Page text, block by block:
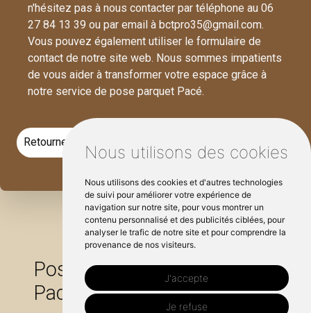
Nous utilisons des cookies
Nous utilisons des cookies et d'autres technologies
de suivi pour améliorer votre expérience de
navigation sur notre site, pour vous montrer un
contenu personnalisé et des publicités ciblées, pour
analyser le trafic de notre site et pour comprendre la
provenance de nos visiteurs.
J'accepte
Je refuse
n'hésitez pas à nous contacter par téléphone au 06
27 84 13 39 ou par email à bctpro35@gmail.com.
Vous pouvez également utiliser le formulaire de
contact de notre site web. Nous sommes impatients
de vous aider à transformer votre espace grâce à
notre service de pose parquet Pacé.
Retourner vers www.bct35.fr
Pose parquet autour de
Pacé :